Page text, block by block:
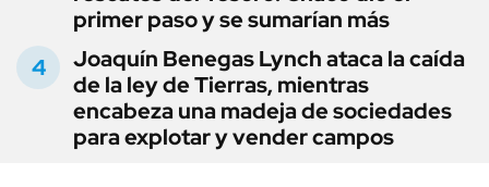
primer paso y se sumarían más
Joaquín Benegas Lynch ataca la caída
de la ley de Tierras, mientras
encabeza una madeja de sociedades
para explotar y vender campos